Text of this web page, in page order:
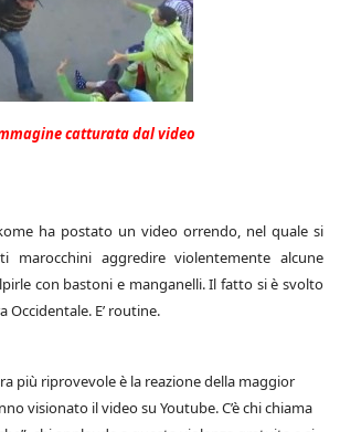
catturata dal video
ha postato un video orrendo, nel quale si
marocchini aggredire violentemente alcune
con bastoni e manganelli. Il fatto si è svolto
Occidentale. E’ routine.
più riprovevole è la reazione della maggior
visionato il video su Youtube. C’è chi chiama